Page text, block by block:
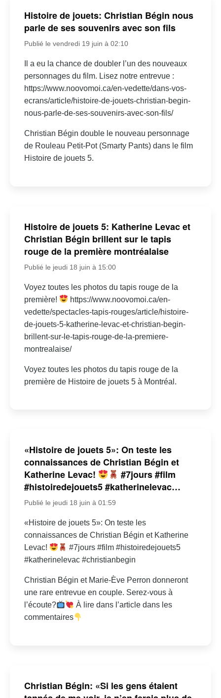
Histoire de jouets: Christian Bégin nous
parle de ses souvenirs avec son fils
Publié le vendredi 19 juin à 02:10
Il a eu la chance de doubler l’un des nouveaux
personnages du film. Lisez notre entrevue :
https://www.noovomoi.ca/en-vedette/dans-vos-
ecrans/article/histoire-de-jouets-christian-begin-
nous-parle-de-ses-souvenirs-avec-son-fils/
Christian Bégin double le nouveau personnage
de Rouleau Petit-Pot (Smarty Pants) dans le film
Histoire de jouets 5.
Histoire de jouets 5: Katherine Levac et
Christian Bégin brillent sur le tapis
rouge de la première montréalaise
Publié le jeudi 18 juin à 15:00
Voyez toutes les photos du tapis rouge de la
première!
https://www.noovomoi.ca/en-
vedette/spectacles-tapis-rouges/article/histoire-
de-jouets-5-katherine-levac-et-christian-begin-
brillent-sur-le-tapis-rouge-de-la-premiere-
montrealaise/
Voyez toutes les photos du tapis rouge de la
première de Histoire de jouets 5 à Montréal.
«Histoire de jouets 5»: On teste les
connaissances de Christian Bégin et
Katherine Levac!
#7jours #film
#histoiredejouets5 #katherinelevac…
Publié le jeudi 18 juin à 01:59
«Histoire de jouets 5»: On teste les
connaissances de Christian Bégin et Katherine
Levac!
#7jours #film #histoiredejouets5
#katherinelevac #christianbegin
Christian Bégin et Marie-Ève Perron donneront
une rare entrevue en couple. Serez-vous à
l’écoute?
À lire dans l’article dans les
commentaires
Christian Bégin: «Si les gens étaient